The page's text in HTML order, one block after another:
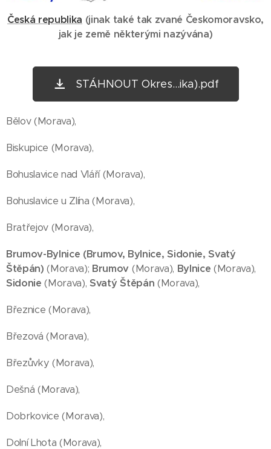
Česká republika (jinak také tak zvané Českomoravsko,
jak je země některými nazývána)
STÁHNOUT Okres...ika).pdf
Bělov (Morava),
Biskupice (Morava),
Bohuslavice nad Vláří (Morava),
Bohuslavice u Zlína (Morava),
Bratřejov (Morava),
Brumov-Bylnice (Brumov, Bylnice, Sidonie, Svatý
Štěpán) (Morava); Brumov (Morava), Bylnice (Morava),
Sidonie (Morava), Svatý Štěpán (Morava),
Březnice (Morava),
Březová (Morava),
Březůvky (Morava),
Dešná (Morava),
Dobrkovice (Morava),
Dolní Lhota (Morava),